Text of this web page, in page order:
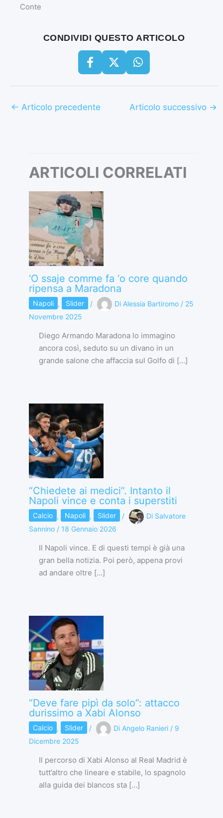
Conte
CONDIVIDI QUESTO ARTICOLO
← Articolo precedente Articolo successivo →
ARTICOLI CORRELATI
‘O ssaje comme fa ‘o core quando
ripensa a Maradona
Napoli Slider / Di Alessia Bartiromo / 25
Novembre 2025
Diego Armando Maradona lo immagino
ancora così, seduto su un divano in un
grande salone che affaccia sul Golfo di […]
“Chiedete ai medici”. Intanto il
Napoli vince e conta i superstiti
Calcio Napoli Slider / Di Salvatore
Sannino / 18 Gennaio 2026
Il Napoli vince. E di questi tempi è già una
gran bella notizia. Poi però, appena provi
ad andare oltre […]
“Deve fare pipì da solo”: attacco
durissimo a Xabi Alonso
Calcio Slider / Di Angelo Ranieri / 9
Dicembre 2025
Il percorso di Xabi Alonso al Real Madrid è
tutt’altro che lineare e stabile, lo spagnolo
alla guida dei blancos sta […]